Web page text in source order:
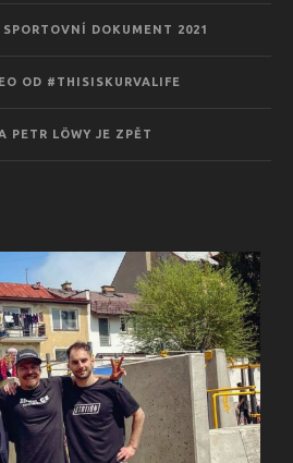
DOKUMENT 2021
OD #THISISKURVALIFE
PETR LÖWY JE ZPĚT